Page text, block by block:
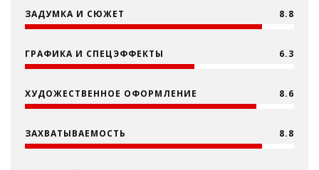
ЗАДУМКА И СЮЖЕТ 8.8
ГРАФИКА И СПЕЦЭФФЕКТЫ 6.3
ХУДОЖЕСТВЕННОЕ ОФОРМЛЕНИЕ 8.6
ЗАХВАТЫВАЕМОСТЬ 8.8